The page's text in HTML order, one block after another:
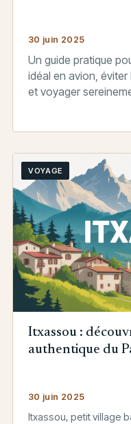
30 juin 2025
Un guide pratique
idéal en avion,
et voyager
VOYAGE
Itxassou :
authentique du
30 juin 2025
Itxassou, petit village